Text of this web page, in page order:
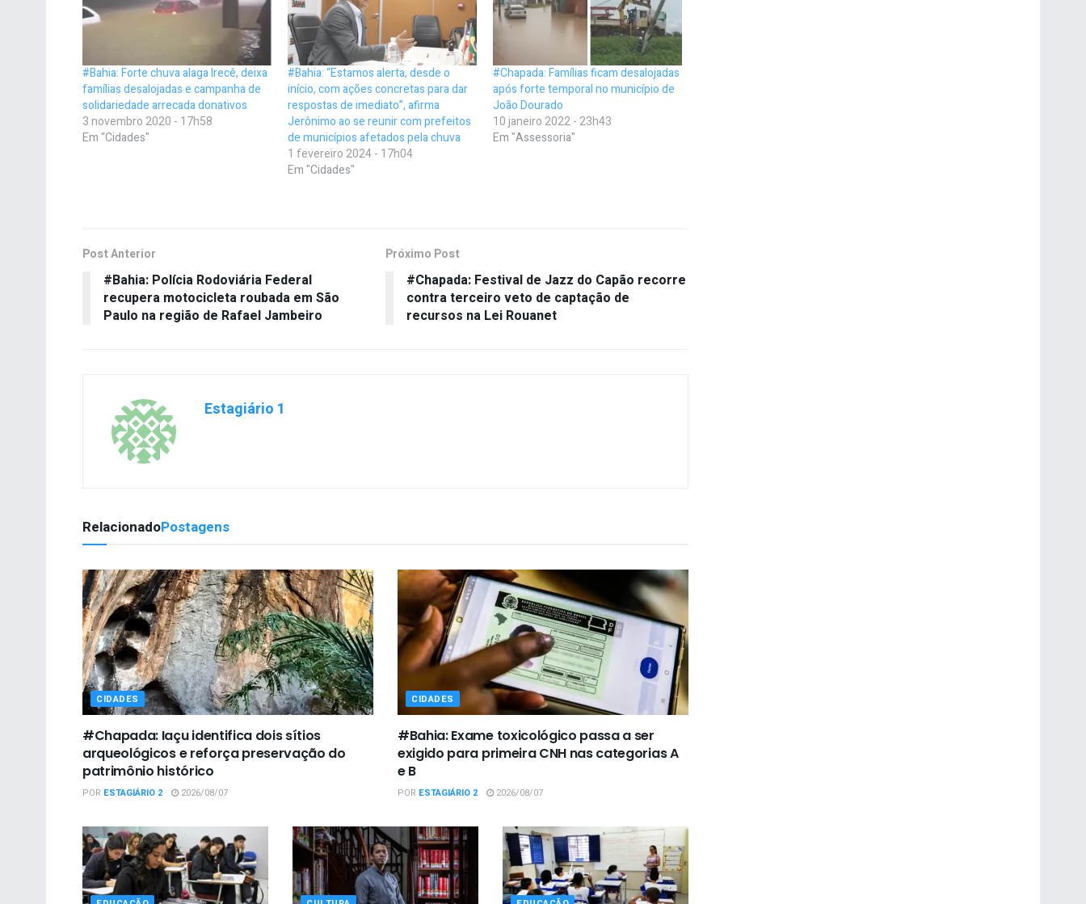
#Bahia: Forte chuva alaga Irecê, deixa
famílias desalojadas e campanha de
solidariedade arrecada donativos
3 novembro 2020 - 17h58
Em "Cidades"
#Bahia: “Estamos alerta, desde o
início, com ações concretas para dar
respostas de imediato”, afirma
Jerônimo ao se reunir com prefeitos
de municípios afetados pela chuva
1 fevereiro 2024 - 17h04
Em "Cidades"
#Chapada: Famílias ficam desalojadas
após forte temporal no município de
João Dourado
10 janeiro 2022 - 23h43
Em "Assessoria"
Post Anterior
#Bahia: Polícia Rodoviária Federal
recupera motocicleta roubada em São
Paulo na região de Rafael Jambeiro
Próximo Post
#Chapada: Festival de Jazz do Capão recorre
contra terceiro veto de captação de
recursos na Lei Rouanet
Estagiário 1
RelacionadoPostagens
CIDADES
#Chapada: Iaçu identifica dois sítios
arqueológicos e reforça preservação do
patrimônio histórico
POR ESTAGIÁRIO 2 2026/08/07
CIDADES
#Bahia: Exame toxicológico passa a ser
exigido para primeira CNH nas categorias A
e B
POR ESTAGIÁRIO 2 2026/08/07